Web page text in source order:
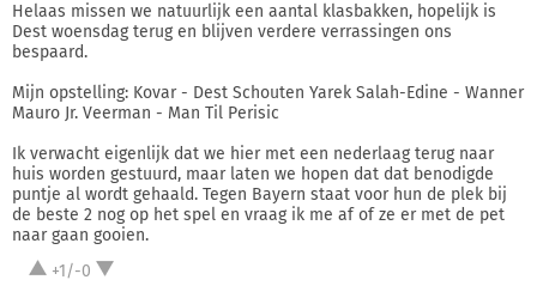
Helaas missen we natuurlijk een aantal klasbakken, hopelijk is
Dest woensdag terug en blijven verdere verrassingen ons
bespaard.
Mijn opstelling: Kovar - Dest Schouten Yarek Salah-Edine - Wanner
Mauro Jr. Veerman - Man Til Perisic
Ik verwacht eigenlijk dat we hier met een nederlaag terug naar
huis worden gestuurd, maar laten we hopen dat dat benodigde
puntje al wordt gehaald. Tegen Bayern staat voor hun de plek bij
de beste 2 nog op het spel en vraag ik me af of ze er met de pet
naar gaan gooien.
+1/-0